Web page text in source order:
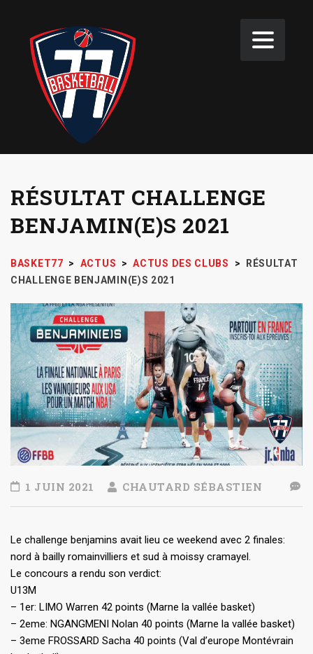
RÉSULTAT CHALLENGE
BENJAMIN(E)S 2021
BASKET77 > ACTUS > ACTUS DES CLUBS >
RÉSULTAT
CHALLENGE BENJAMIN(E)S 2021
1 JUIN 2021 CHAUTARD SÉBASTIEN
Le challenge benjamins avait lieu ce weekend avec 2 finales:
nord à bailly romainvilliers et sud à moissy cramayel.
Le concours a rendu son verdict:
U13M
– 1er: LIMO Warren 42 points (Marne la vallée basket)
– 2eme: NGANGMENI Nolan 40 points (Marne la vallée basket)
– 3eme FROSSARD Sacha 40 points (Val d’europe Montévrain